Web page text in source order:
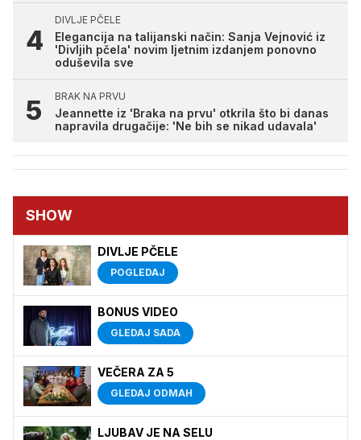
DIVLJE PČELE
Elegancija na talijanski način: Sanja Vejnović iz
'Divljih pčela' novim ljetnim izdanjem ponovno
oduševila sve
BRAK NA PRVU
Jeannette iz 'Braka na prvu' otkrila što bi danas
napravila drugačije: 'Ne bih se nikad udavala'
SHOW
DIVLJE PČELE
POGLEDAJ
BONUS VIDEO
GLEDAJ SADA
VEČERA ZA 5
GLEDAJ ODMAH
LJUBAV JE NA SELU